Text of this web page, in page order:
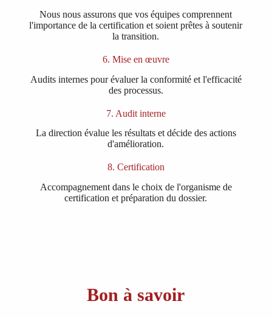
Nous nous assurons que vos équipes comprennent
l'importance de la certification et soient prêtes à soutenir
la transition.
6. Mise en œuvre
Audits internes pour évaluer la conformité et l'efficacité
des processus.
7. Audit interne
La direction évalue les résultats et décide des actions
d'amélioration.
8. Certification
Accompagnement dans le choix de l'organisme de
certification et préparation du dossier.
Bon à savoir